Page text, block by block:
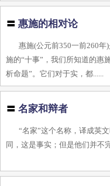
〓惠施的相对论
惠施(公元前350一前260
施的“十事”，我们所知道的惠
析命题”。它们对于实，都......
〓名家和辩者
“名家”这个名称，译成英
同，这是事实；但是他们并不